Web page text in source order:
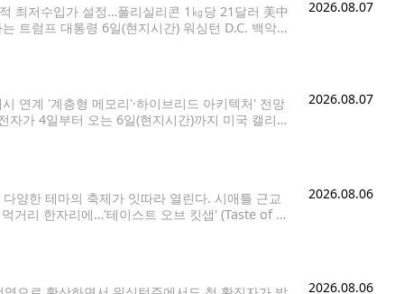
최저수입가 설정…폴리실리콘 1㎏당 21달러 美中
트럼프 대통령 6일(현지시간) 워싱턴 D.C. 백악관
2026.08.07
연계 '계층형 메모리'·하이브리드 아키텍처' 전망
가 4일부터 오는 6일(현지시간)까지 미국 캘리포
2026.08.07
양한 테마의 축제가 잇따라 열린다. 시애틀 근교
리 한자리에…'테이스트 오브 킷샙' (Taste of Kit
2026.08.06
2026.08.06